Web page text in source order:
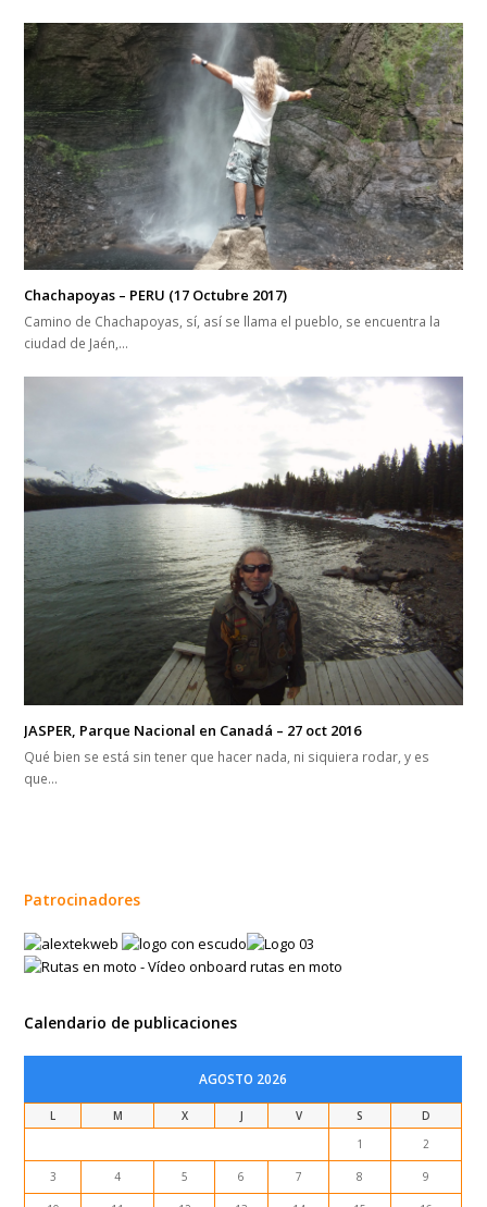
Chachapoyas – PERU (17 Octubre 2017)
Camino de Chachapoyas, sí, así se llama el pueblo, se encuentra la
ciudad de Jaén,…
JASPER, Parque Nacional en Canadá – 27 oct 2016
Qué bien se está sin tener que hacer nada, ni siquiera rodar, y es
que…
Patrocinadores
Calendario de publicaciones
AGOSTO 2026
L M X J V S
D
1
2
3 4 5 6 7 8 9